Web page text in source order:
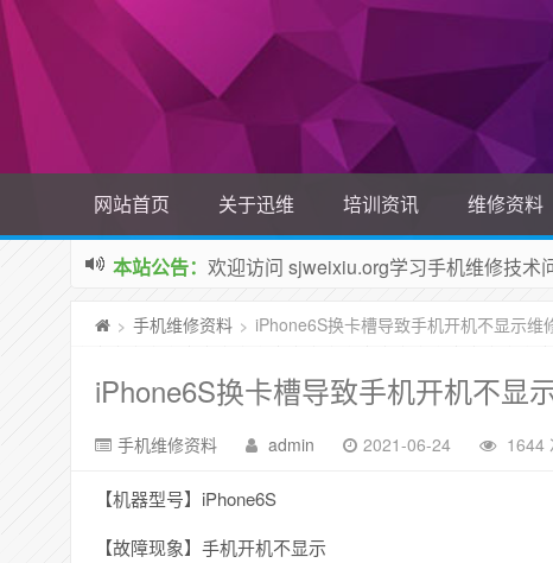
网站首页 关于迅维 培训资讯 维修资料
本站公告： 欢迎访问 sjweixiu.org学习手机维修技术
> 手机维修资料 > iPhone6S换卡槽导致手机开机不显示维
iPhone6S换卡槽导致手机开机不显
手机维修资料 admin 2021-06-24 1644
【机器型号】iPhone6S
【故障现象】手机开机不显示